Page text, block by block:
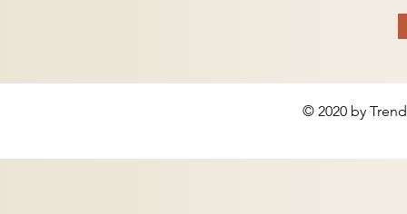
© 2020 by